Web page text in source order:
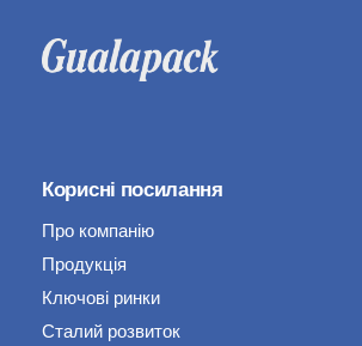
Корисні посилання
Про компанію
Продукція
Ключові ринки
Сталий розвиток